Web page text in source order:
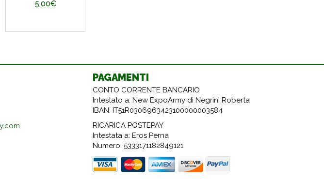
5,00€
PAGAMENTI
CONTO CORRENTE BANCARIO
Intestato a: New ExpoArmy di Negrini Roberta
IBAN: IT51R0306963423100000003584
RICARICA POSTEPAY
Intestata a: Eros Perna
Numero: 5333171182849121